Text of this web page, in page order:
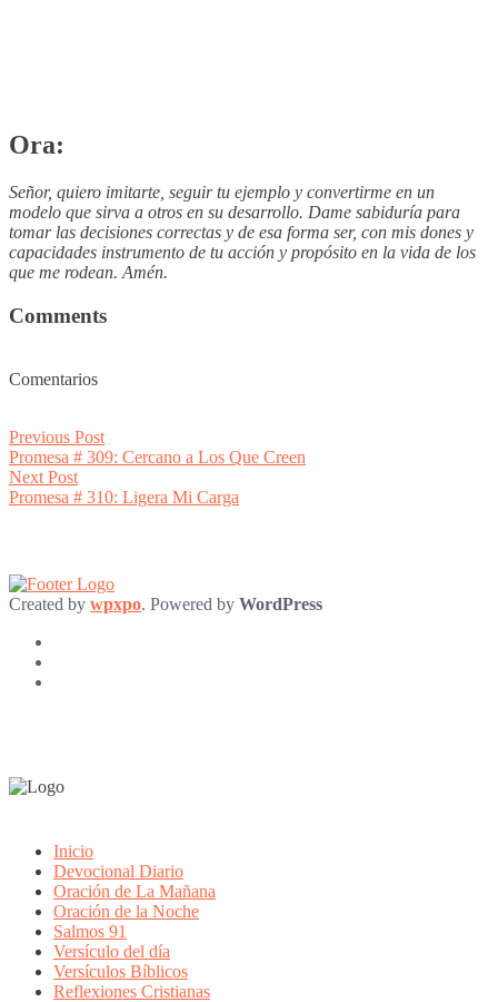
Ora:
Señor, quiero imitarte, seguir tu ejemplo y convertirme en un
modelo que sirva a otros en su desarrollo. Dame sabiduría para
tomar las decisiones correctas y de esa forma ser, con mis dones y
capacidades instrumento de tu acción y propósito en la vida de los
que me rodean. Amén.
Comments
Comentarios
Post
navigation
Previous PostPrevious
post:
Promesa # 309: Cercano a Los Que Creen
Next PostNext
post:
Promesa # 310: Ligera Mi Carga
Created by wpxpo. Powered by WordPress
Inicio
Devocional Diario
Oración de La Mañana
Oración de la Noche
Salmos 91
Versículo del día
Versículos Bíblicos
Reflexiones Cristianas